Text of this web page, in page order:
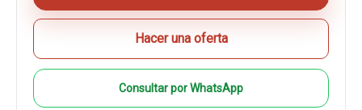
Hacer una oferta
Consultar por WhatsApp